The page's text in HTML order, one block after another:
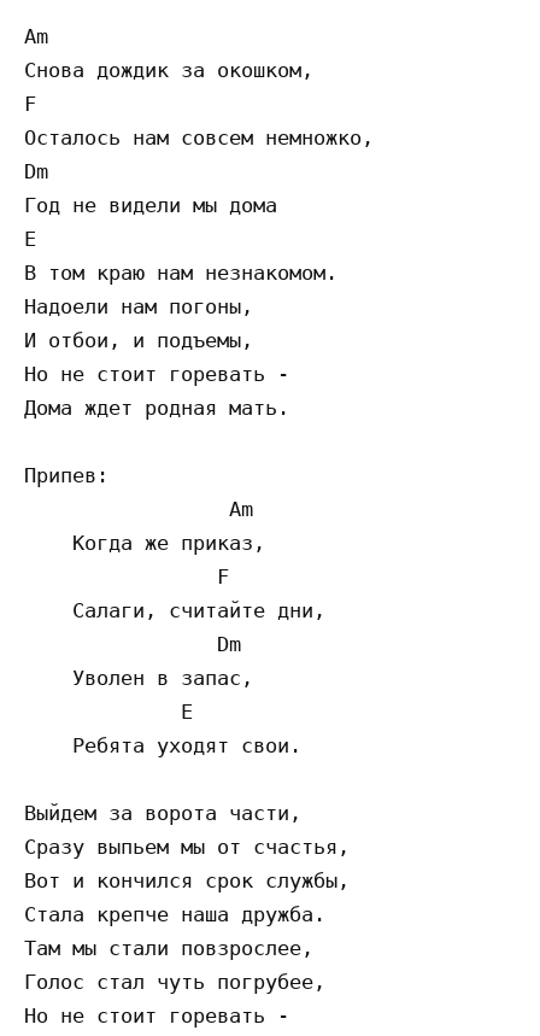
Am
Снова дождик за окошком,
F
Осталось нам совсем немножко,
Dm
Год не видели мы дома
E
В том краю нам незнакомом.
Надоели нам погоны,
И отбои, и подъемы,
Но не стоит горевать -
Дома ждет родная мать.
Припев:
                 Am
    Когда же приказ,
                F
    Салаги, считайте дни,
                Dm
    Уволен в запас,
             E
    Ребята уходят свои.
Выйдем за ворота части,
Сразу выпьем мы от счастья,
Вот и кончился срок службы,
Стала крепче наша дружба.
Там мы стали повзрослее,
Голос стал чуть погрубее,
Но не стоит горевать -